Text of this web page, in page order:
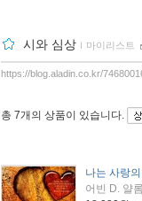
시와 심상 ｌ 마이리스트
https://blog.aladin.co.kr/
총 7개의 상품이 있습니다.
나는 사랑
어빈 D. 얄